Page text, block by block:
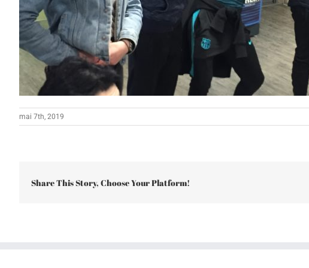
mai 7th, 2019
Share This Story, Choose Your Platform!